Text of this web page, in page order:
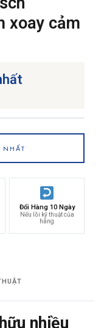
xoay cảm
NHẤT
Đổi Hàng 10 Ngày
Nếu lỗi kỹ thuật của
hãng
nhiều